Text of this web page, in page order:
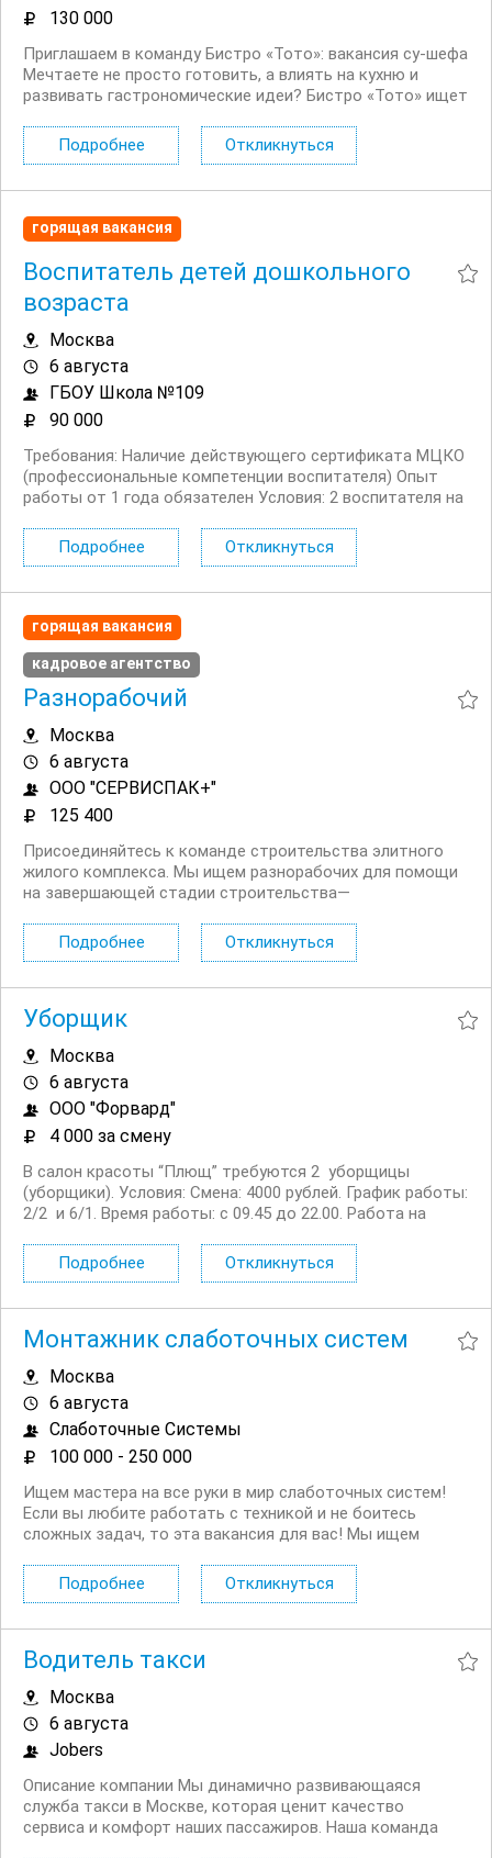
130 000
Приглашаем в команду Бистро «Тото»: вакансия су‑шефа
Мечтаете не просто готовить, а влиять на кухню и
развивать гастрономические идеи? Бистро «Тото» ищет
шеф‑повара и важного звена в создании вкуса наших
блюд. Если вы любите чёткие процессы, цените...
Подробнее Откликнуться
горящая вакансия
Воспитатель детей дошкольного
возраста
Москва
6 августа
ГБОУ Школа №109
90 000
Требования: Наличие действующего сертификата МЦКО
(профессиональные компетенции воспитателя) Опыт
работы от 1 года обязателен Условия: 2 воспитателя на
4 года) От 30 детей в...
Подробнее Откликнуться
горящая вакансия
кадровое агентство
Разнорабочий
Москва
6 августа
ООО "СЕРВИСПАК+"
125 400
Присоединяйтесь к команде строительства элитного
жилого комплекса. Мы ищем разнорабочих для помощи
на завершающей стадии строительства—
Разгружать и погружать стройматериалы; Приводить
помещение в порядок перед показом (в т. ч....
Подробнее Откликнуться
Уборщик
Москва
6 августа
ООО "Форвард"
4 000 за смену
В салон красоты “Плющ” требуются 2 уборщицы
(уборщики). Условия: Смена: 4000 рублей. График работы:
2/2 и 6/1. Время работы: с 09.45 до 22.00. Работа на
метро Киевская, возможно добираться и от других
станций метро. Площадь салона:...
Подробнее Откликнуться
Монтажник слаботочных систем
Москва
6 августа
Слаботочные Системы
100 000 - 250 000
Ищем мастера на все руки в мир слаботочных систем!
Если вы любите работать с техникой и не боитесь
сложных задач, то эта вакансия для вас! Мы ищем
заниматься установкой и обслуживанием систем
пожарной сигнализации и других слаботочных систем по
Подробнее Откликнуться
Водитель такси
Москва
6 августа
Jobers
Описание компании Мы динамично развивающаяся
служба такси в Москве, которая ценит качество
сервиса и комфорт наших пассажиров. Наша команда